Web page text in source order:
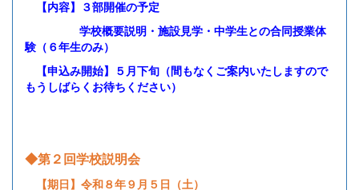
【内容】３部開催の予定
学校概要説明・施設見学・中学生との合同授業体
験（６年生のみ）
【申込み開始】５月下旬（間もなくご案内いたしますので
もうしばらくお待ちください）
◆第２回学校説明会
【期日】令和８年９月５日（土）